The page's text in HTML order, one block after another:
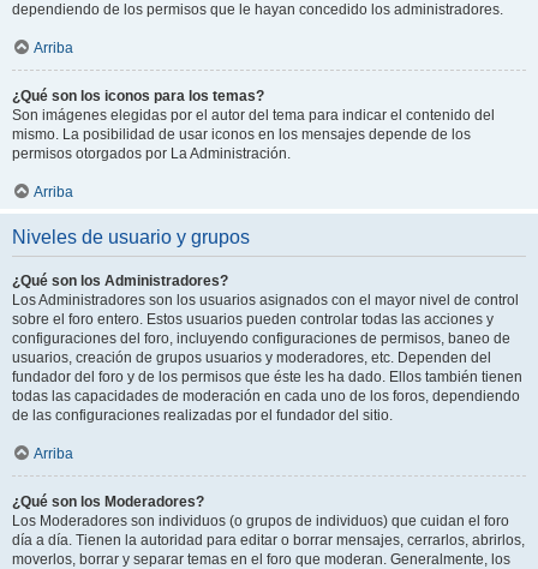
dependiendo de los permisos que le hayan concedido los administradores.
Arriba
¿Qué son los iconos para los temas?
Son imágenes elegidas por el autor del tema para indicar el contenido del
mismo. La posibilidad de usar iconos en los mensajes depende de los
permisos otorgados por La Administración.
Arriba
Niveles de usuario y grupos
¿Qué son los Administradores?
Los Administradores son los usuarios asignados con el mayor nivel de control
sobre el foro entero. Estos usuarios pueden controlar todas las acciones y
configuraciones del foro, incluyendo configuraciones de permisos, baneo de
usuarios, creación de grupos usuarios y moderadores, etc. Dependen del
fundador del foro y de los permisos que éste les ha dado. Ellos también tienen
todas las capacidades de moderación en cada uno de los foros, dependiendo
de las configuraciones realizadas por el fundador del sitio.
Arriba
¿Qué son los Moderadores?
Los Moderadores son individuos (o grupos de individuos) que cuidan el foro
día a día. Tienen la autoridad para editar o borrar mensajes, cerrarlos, abrirlos,
moverlos, borrar y separar temas en el foro que moderan. Generalmente, los